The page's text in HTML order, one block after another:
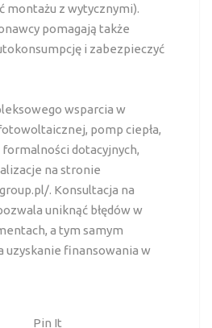
montażu z wytycznymi).
pomagają także
i zabezpieczyć
wsparcia w
pomp ciepła,
dotacyjnych,
na stronie
. Konsultacja na
uniknąć błędów w
a tym samym
uzyskanie finansowania w
Pin It